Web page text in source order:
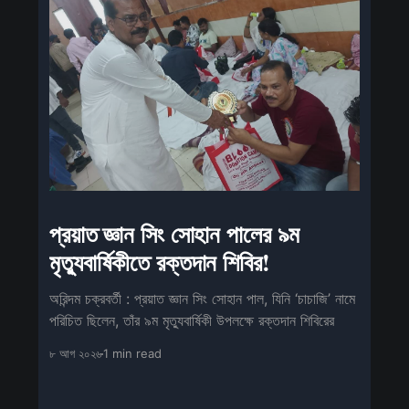
প্রয়াত জ্ঞান সিং সোহান পালের ৯ম
মৃত্যুবার্ষিকীতে রক্তদান শিবির!
অরিন্দম চক্রবর্তী : প্রয়াত জ্ঞান সিং সোহান পাল, যিনি ‘চাচাজি’ নামে
পরিচিত ছিলেন, তাঁর ৯ম মৃত্যুবার্ষিকী উপলক্ষে রক্তদান শিবিরের
৮ আগ ২০২৬1 min read